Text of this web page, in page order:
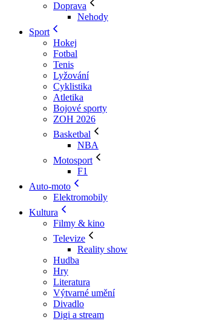
Doprava
Nehody
Sport
Hokej
Fotbal
Tenis
Lyžování
Cyklistika
Atletika
Bojové sporty
ZOH 2026
Basketbal
NBA
Motosport
F1
Auto-moto
Elektromobily
Kultura
Filmy & kino
Televize
Reality show
Hudba
Hry
Literatura
Výtvarné umění
Divadlo
Digi a stream